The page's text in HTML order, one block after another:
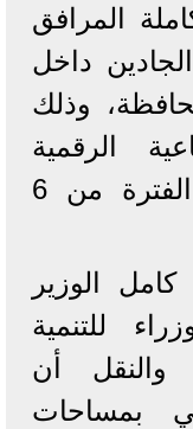
المرافق
داخل
صناعيًا بـ11 محافظة، وذلك
الرقمية
خلال الفترة من 6
الوزير
للتنمية
والنقل أن
بمساحات